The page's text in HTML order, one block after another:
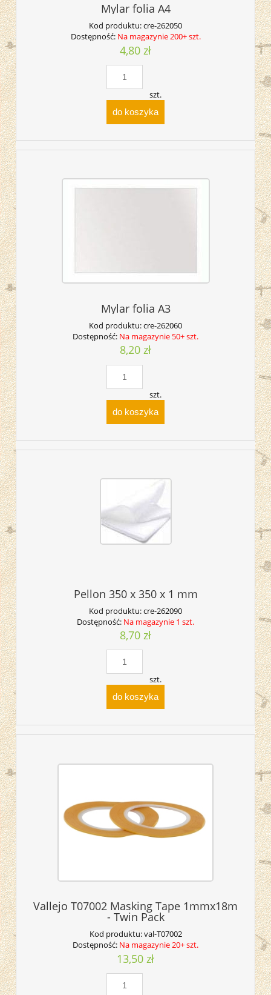
Mylar folia A4
Kod produktu:cre-262050
Dostępność: Na magazynie 200+ szt.
4,80 zł
szt.
do koszyka
Mylar folia A3
Kod produktu:cre-262060
Dostępność: Na magazynie 50+ szt.
8,20 zł
szt.
do koszyka
Pellon 350 x 350 x 1 mm
Kod produktu:cre-262090
Dostępność: Na magazynie 1 szt.
8,70 zł
szt.
do koszyka
Vallejo T07002 Masking Tape 1mmx18m
- Twin Pack
Kod produktu:val-T07002
Dostępność: Na magazynie 20+ szt.
13,50 zł